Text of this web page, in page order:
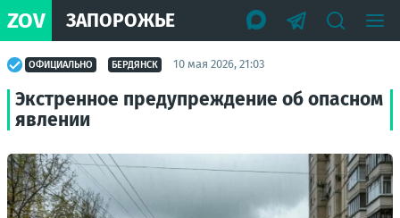
ZOV ЗАПОРОЖЬЕ
ОФИЦИАЛЬНО БЕРДЯНСК 10 мая 2026, 21:03
Экстренное предупреждение об опасном
явлении